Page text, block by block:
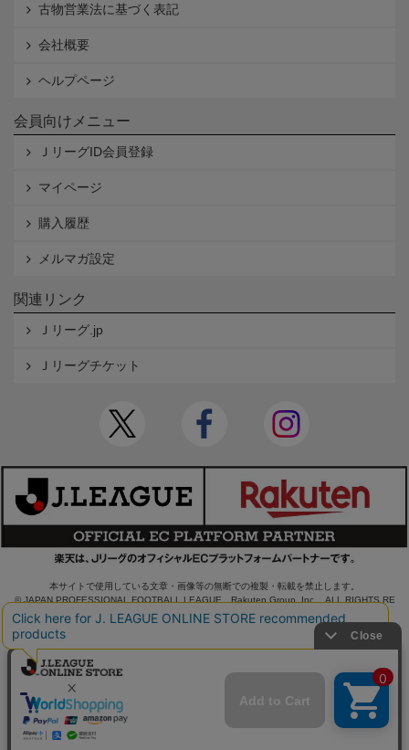
古物営業法に基づく表記
会社概要
ヘルプページ
会員向けメニュー
ＪリーグID会員登録
マイページ
購入履歴
メルマガ設定
関連リンク
Ｊリーグ.jp
Ｊリーグチケット
本サイトで使用している文章・画像等の無断での複製・転載を禁止します。
© JAPAN PROFESSIONAL FOOTBALL LEAGUE Rakuten Group, Inc. ALL RIGHTS RE
SERVED.